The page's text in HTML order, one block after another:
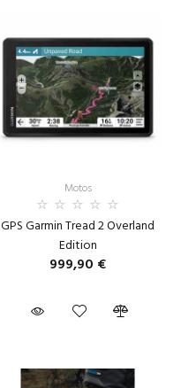
Motos
GPS Garmin Tread 2 Overland
Edition
999,90 €